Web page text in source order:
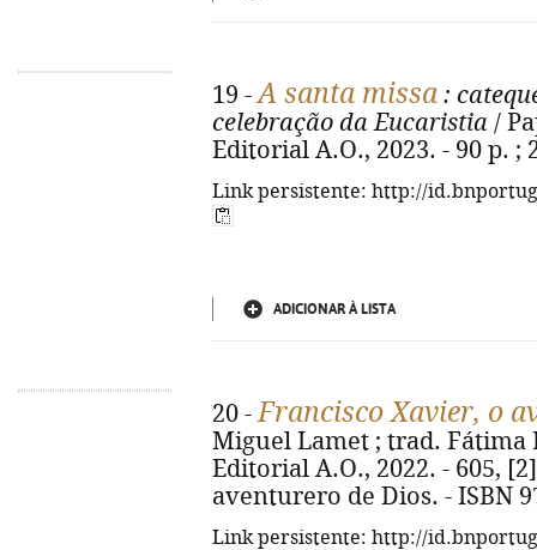
19 -A santa missa :
celebração da Eucaristia /
Editorial A.O., 2023. - 90 p. ;
Link persistente: http://
ADICIONAR À LISTA
20 -Francisco Xavier, o
Miguel Lamet ; trad. Fátima
Editorial A.O., 2022. - 605,
aventurero de Dios. - ISBN
Link persistente: http://